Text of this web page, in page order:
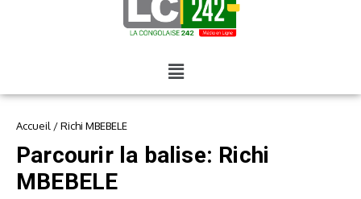
Accueil /Richi MBEBELE
Parcourir la balise: Richi
MBEBELE